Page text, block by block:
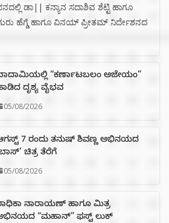
ಡಾ|| ಕನ್ಯಾನ ಸದಾಶಿವ ಶೆಟ್ಟಿ ಹಾಗೂ
ಹೆಗ್ಡೆ ಹಾಗೂ ವಿನಯ್ ಪ್ರೀತಮ್ ನಿರ್ದೇಶನದ
“ಕರ್ಣಾಟಬಲಂ ಅಜೇಯಂ”
ದೃಶ್ಯ ವೈಭವ
05/08/2026
7 ರಂದು ತನುಷ್ ಶಿವಣ್ಣ ಅಭಿನಯದ
ಚಿತ್ರ ತೆರೆಗೆ
05/08/2026
ನಾರಾಯಣ್ ಹಾಗೂ ಮಿತ್ರ
“ಮಹಾನ್” ಫಸ್ಟ್ ಲುಕ್